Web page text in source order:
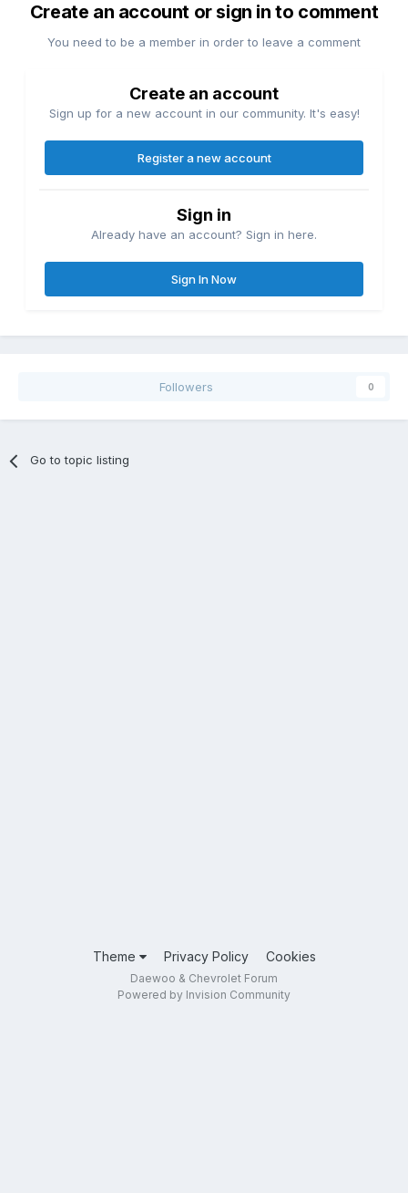
Create an account or sign in to comment
You need to be a member in order to leave a comment
Create an account
Sign up for a new account in our community. It's easy!
Register a new account
Sign in
Already have an account? Sign in here.
Sign In Now
Followers 0
Go to topic listing
Theme Privacy Policy Cookies
Daewoo & Chevrolet Forum
Powered by Invision Community